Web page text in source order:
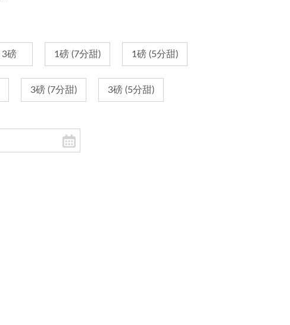
3磅 1磅 (7分甜) 1磅 (5分甜)
3磅 (7分甜) 3磅 (5分甜)